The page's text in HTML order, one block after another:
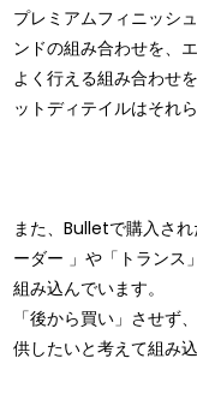
プレミアムフィニッシ
ンドの組み合わせを、
よく行える組み合わせ
ットディテイルはそれ
また、Bulletで購入さ
ーダー 」や「トランス
組み込んでいます。
「後から買い」させず
供したいと考えて組み込